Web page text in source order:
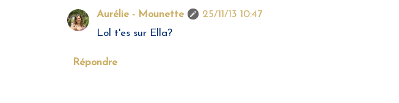
Aurélie - Mounette
25/11/13 10:47
Lol t'es sur Ella?
Répondre